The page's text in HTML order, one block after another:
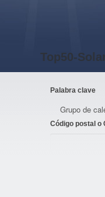
Top50-
Palabra clave
Código postal o